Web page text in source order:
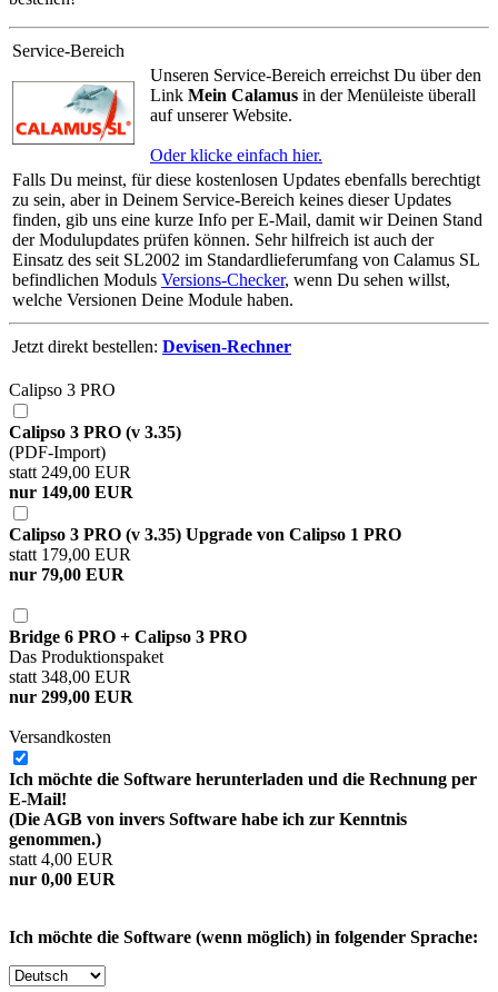
Service-Bereich
Unseren Service-Bereich erreichst Du über den
Link Mein Calamus in der Menüleiste überall
auf unserer Website.
Oder klicke einfach hier.
Falls Du meinst, für diese kostenlosen Updates ebenfalls berechtigt
zu sein, aber in Deinem Service-Bereich keines dieser Updates
finden, gib uns eine kurze Info per E-Mail, damit wir Deinen Stand
der Modulupdates prüfen können. Sehr hilfreich ist auch der
Einsatz des seit SL2002 im Standardlieferumfang von Calamus SL
befindlichen Moduls Versions-Checker, wenn Du sehen willst,
welche Versionen Deine Module haben.
Jetzt direkt bestellen: Devisen-Rechner
Calipso 3 PRO
Calipso 3 PRO (v 3.35)
(PDF-Import)
statt 249,00 EUR
nur 149,00 EUR
Calipso 3 PRO (v 3.35) Upgrade von Calipso 1 PRO
statt 179,00 EUR
nur 79,00 EUR
Bridge 6 PRO + Calipso 3 PRO
Das Produktionspaket
statt 348,00 EUR
nur 299,00 EUR
Versandkosten
Ich möchte die Software herunterladen und die Rechnung per
E-Mail!
(Die AGB von invers Software habe ich zur Kenntnis
genommen.)
statt 4,00 EUR
nur 0,00 EUR
Ich möchte die Software (wenn möglich) in folgender Sprache: